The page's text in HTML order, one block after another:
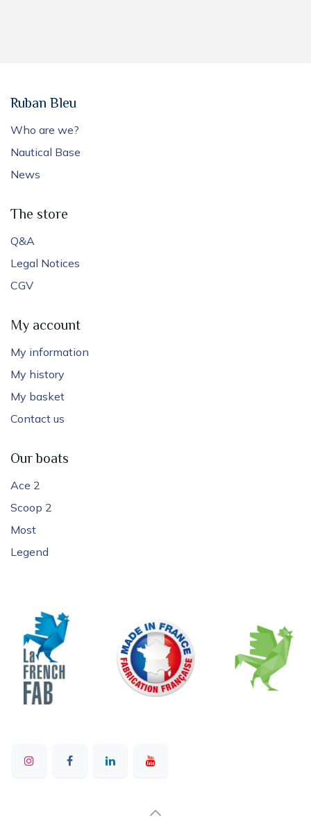
Ruban Bleu
Who are we?
Nautical Base
News
The store
Q&A
Legal Notices
CGV
My account
My information
My history
My basket
Contact us
Our boats
Ace 2
Scoop 2
Most
Legend